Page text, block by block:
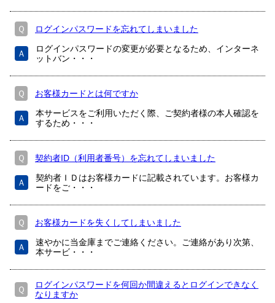
Ｑ ログインパスワードを忘れてしまいました
Ａ
ログインパスワードの変更が必要となるため、インターネ
ットバン・・・
Ｑ お客様カードとは何ですか
Ａ
本サービスをご利用いただく際、ご契約者様の本人確認を
するため・・・
Ｑ 契約者ID（利用者番号）を忘れてしまいました
Ａ
契約者ＩＤはお客様カードに記載されています。お客様カ
ードをご・・・
Ｑ お客様カードを失くしてしまいました
Ａ
速やかに当金庫までご連絡ください。ご連絡があり次第、
本サービ・・・
Ｑ
ログインパスワードを何回か間違えるとログインできなく
なりますか